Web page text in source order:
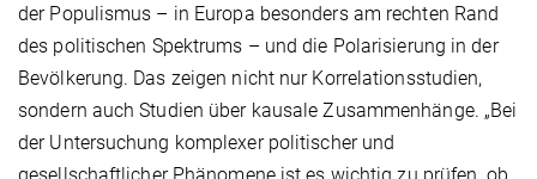
der Populismus – in Europa besonders am rechten Rand
des politischen Spektrums – und die Polarisierung in der
Bevölkerung. Das zeigen nicht nur Korrelationsstudien,
sondern auch Studien über kausale Zusammenhänge. „Bei
der Untersuchung komplexer politischer und